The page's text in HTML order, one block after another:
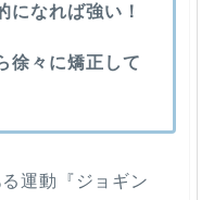
になれば強い！
徐々に矯正して
運動『ジョギン